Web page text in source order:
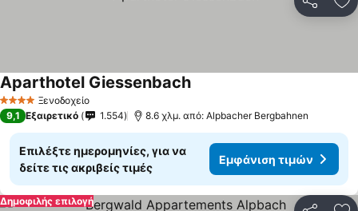
4 ΑστέριαΞενοδοχείο
Aparthotel Giessenbach
9,1 Εξαιρετικό 1.554 8.6 χλμ. από: Alpbacher Bergbahnen
Επιλέξτε ημερομηνίες, για να
δείτε τις ακριβείς τιμές
Εμφάνιση τιμών
Δημοφιλής επιλογή